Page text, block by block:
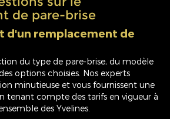
de pare-brise
d'un remplacement de
du type de pare-brise, du modèle
options choisies. Nos experts
minutieuse et vous fournissent une
tenant compte des tarifs en vigueur à
des Yvelines.